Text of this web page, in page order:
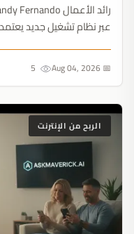
عبر نظام تشغيل جديد
📅 Aug 04, 2026
الربح من الإنترنت